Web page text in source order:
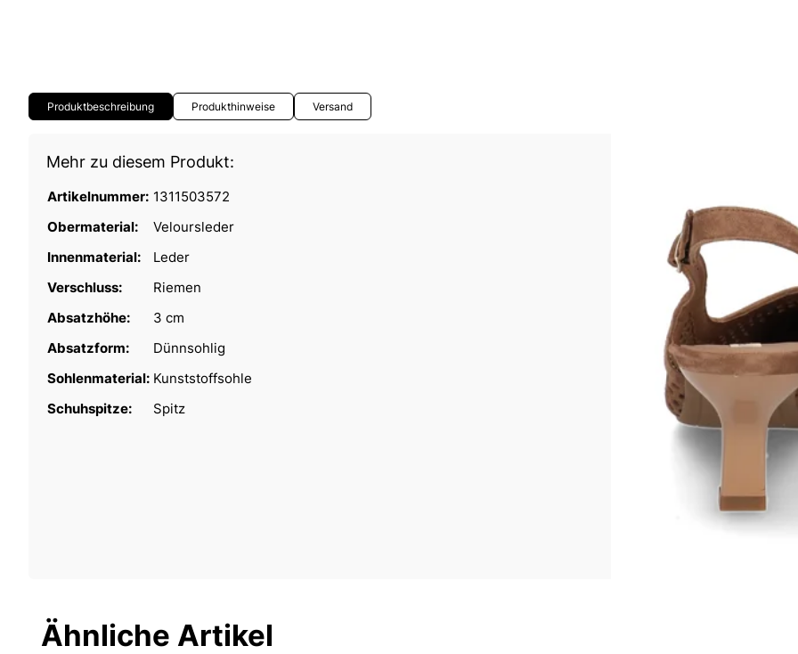
Produktbeschreibung Produkthinweise Versand
Mehr zu diesem Produkt:
Artikelnummer: 1311503572
Obermaterial:
Veloursleder
Innenmaterial:
Leder
Verschluss:
Riemen
Absatzhöhe:
3 cm
Absatzform:
Dünnsohlig
Sohlenmaterial: Kunststoffsohle
Schuhspitze:
Spitz
Ähnliche Artikel